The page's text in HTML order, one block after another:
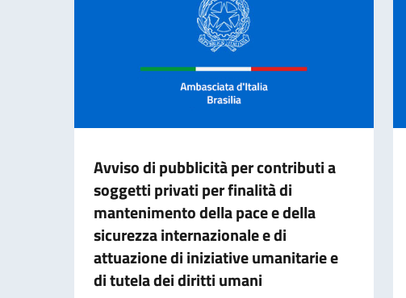
Avviso di pubblicità per contributi a
soggetti privati per finalità di
mantenimento della pace e della
sicurezza internazionale e di
attuazione di iniziative umanitarie e
di tutela dei diritti umani